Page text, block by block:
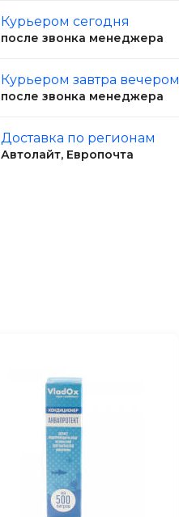
Курьером сегодня
после звонка менеджера
Курьером завтра вечером
после звонка менеджера
Доставка по регионам
Автолайт, Европочта